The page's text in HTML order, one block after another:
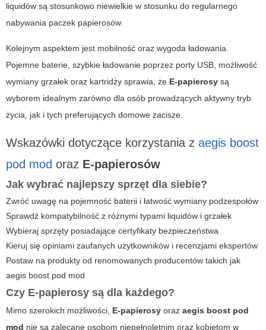
liquidów są stosunkowo niewielkie w stosunku do regularnego
nabywania paczek papierosów.
Kolejnym aspektem jest mobilność oraz wygoda ładowania.
Pojemne baterie, szybkie ładowanie poprzez porty USB, możliwość
wymiany grzałek oraz kartridży sprawia, że E-papierosy są
wyborem idealnym zarówno dla osób prowadzących aktywny tryb
życia, jak i tych preferujących domowe zacisze.
Wskazówki dotyczące korzystania z aegis boost
pod mod oraz E-papierosów
Jak wybrać najlepszy sprzęt dla siebie?
Zwróć uwagę na pojemność baterii i łatwość wymiany podzespołów
Sprawdź kompatybilność z różnymi typami liquidów i grzałek
Wybieraj sprzęty posiadające certyfikaty bezpieczeństwa
Kieruj się opiniami zaufanych użytkowników i recenzjami ekspertów
Postaw na produkty od renomowanych producentów takich jak
aegis boost pod mod
Czy E-papierosy są dla każdego?
Mimo szerokich możliwości, E-papierosy oraz aegis boost pod
mod nie są zalecane osobom niepełnoletnim oraz kobietom w